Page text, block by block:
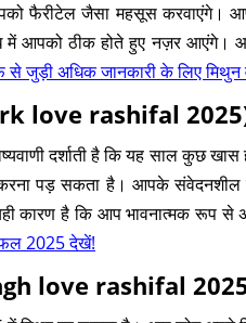
फैरीटेल जैसा महसूस करवाएंगे।
में आपको ठीक होते हुए नज़र आएंगे।
जुड़ी अधिक जानकारी के लिए मिथुन
love rashifal
दर्शाती है कि यह साल कुछ
पड़ सकता है। आपके संवेदनशील
यही कारण है कि आप भावनात्मक
2025 देखें!
love rashifal